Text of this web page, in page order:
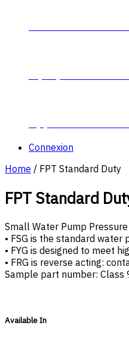
Connexion
Home / FPT Standard Duty
FPT Standard
Small Water Pump
• FSG is the standard
• FYG is designed to meet
• FRG is reverse acting:
Sample part number: Class
Available In